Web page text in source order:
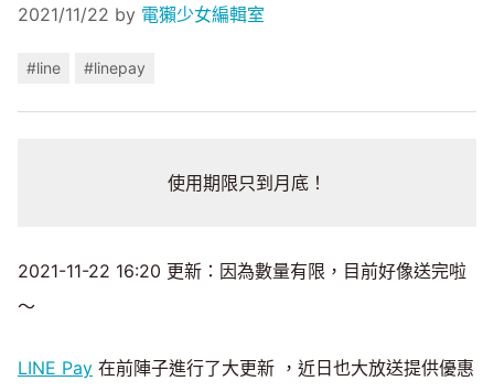
2021/11/22 by 電獺少女編輯室
#line #linepay
使用期限只到月底！
2021-11-22 16:20 更新：因為數量有限，目前好像送完啦
～
LINE Pay 在前陣子進行了大更新 ，近日也大放送提供優惠